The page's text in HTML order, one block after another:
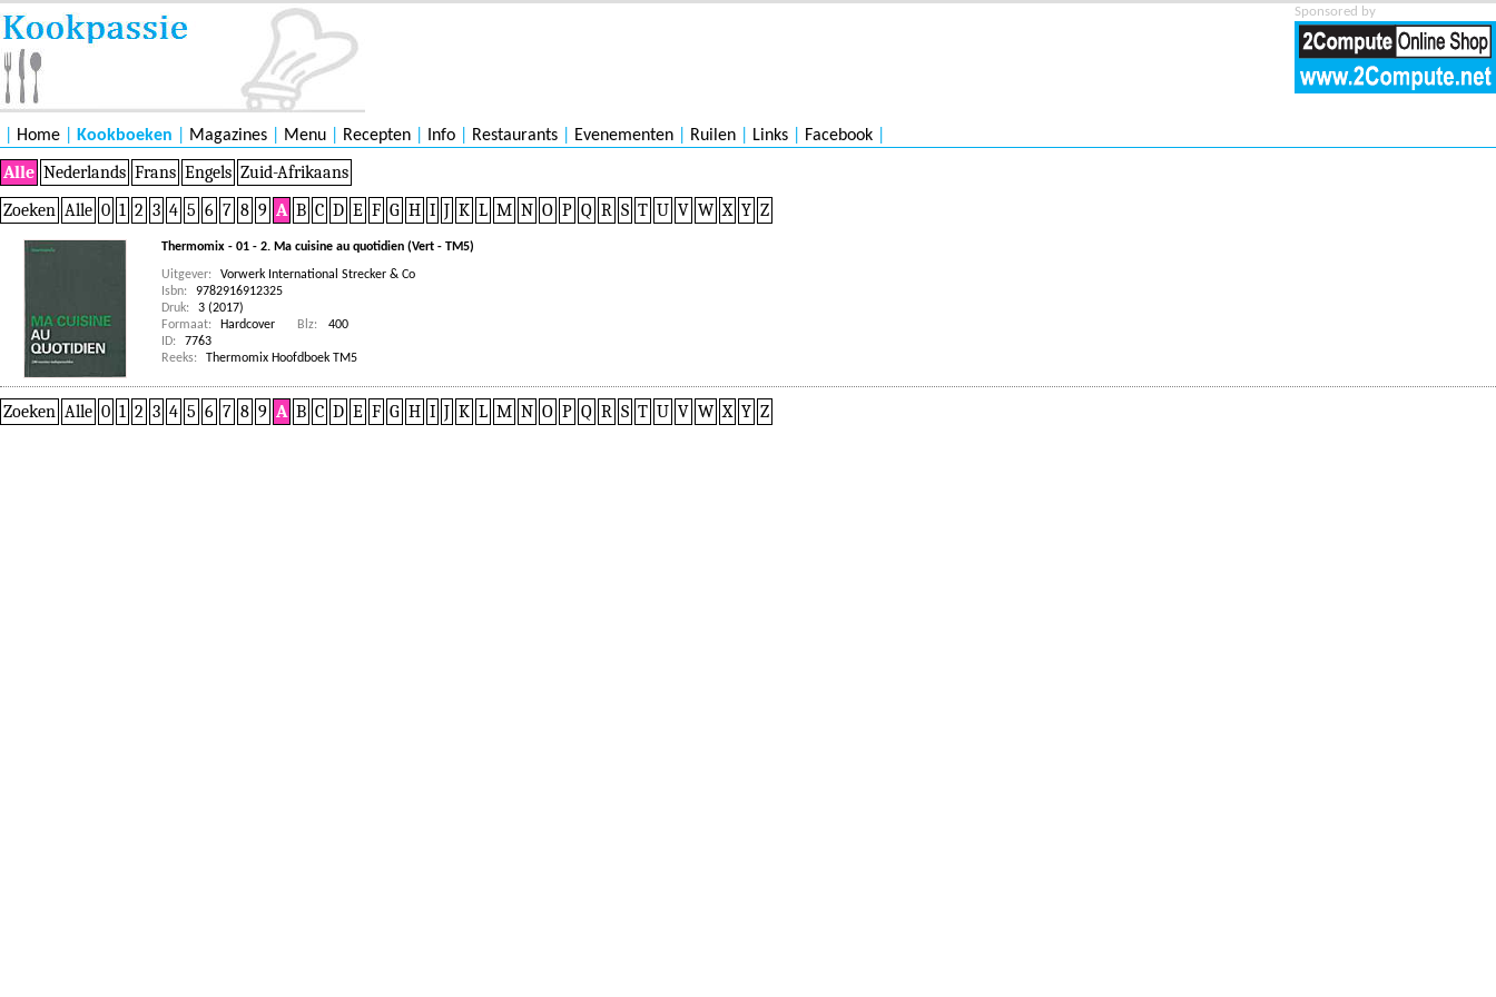
Sponsored by
Home Kookboeken Magazines Menu Recepten Info Restaurants Evenementen Ruilen Links Facebook
Alle Nederlands Frans Engels Zuid-Afrikaans
Zoeken Alle 0 1 2 3 4 5 6 7 8 9 A B C D E F G H I J K L M N O P Q R S T U V W X Y Z
Thermomix - 01 - 2. Ma cuisine au quotidien (Vert - TM5)
Uitgever:
Vorwerk International Strecker & Co
Isbn:
9782916912325
Druk:
3 (2017)
Formaat:
Hardcover Blz:
400
ID:
7763
Reeks:
Thermomix Hoofdboek TM5
Zoeken Alle 0 1 2 3 4 5 6 7 8 9 A B C D E F G H I J K L M N O P Q R S T U V W X Y Z